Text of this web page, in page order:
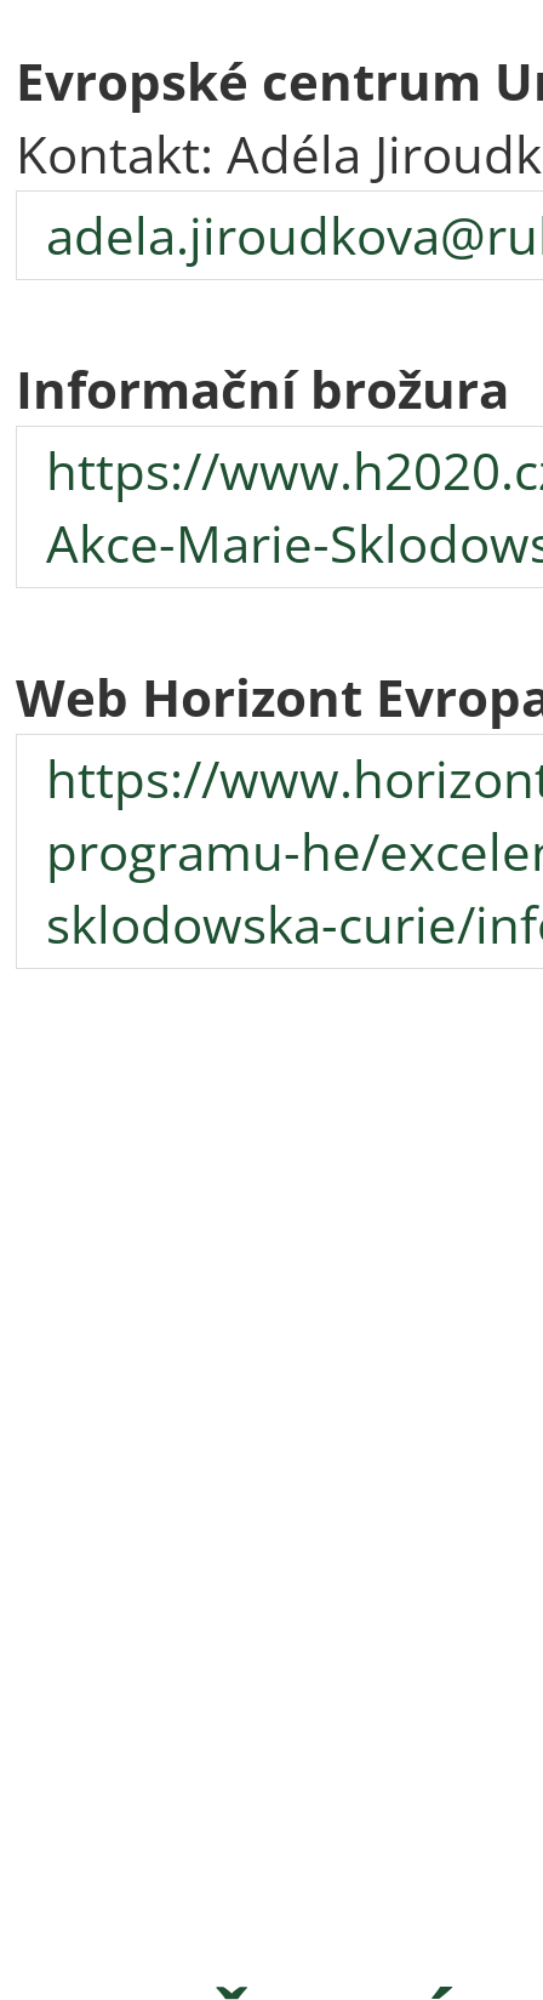
Evropské centrum
Kontakt: Adéla
Informační brožura
https://
Akce-Marie-
Web Horizont
https://
programu-he/
sklodowska-curie/